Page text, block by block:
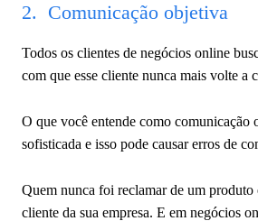
2. Comunicação objetiva
Todos os clientes de negócios online
com que esse cliente nunca mais volte a
O que você entende como comunicação
sofisticada e isso pode causar erros de
Quem nunca foi reclamar de um produto
cliente da sua empresa. E em negócios